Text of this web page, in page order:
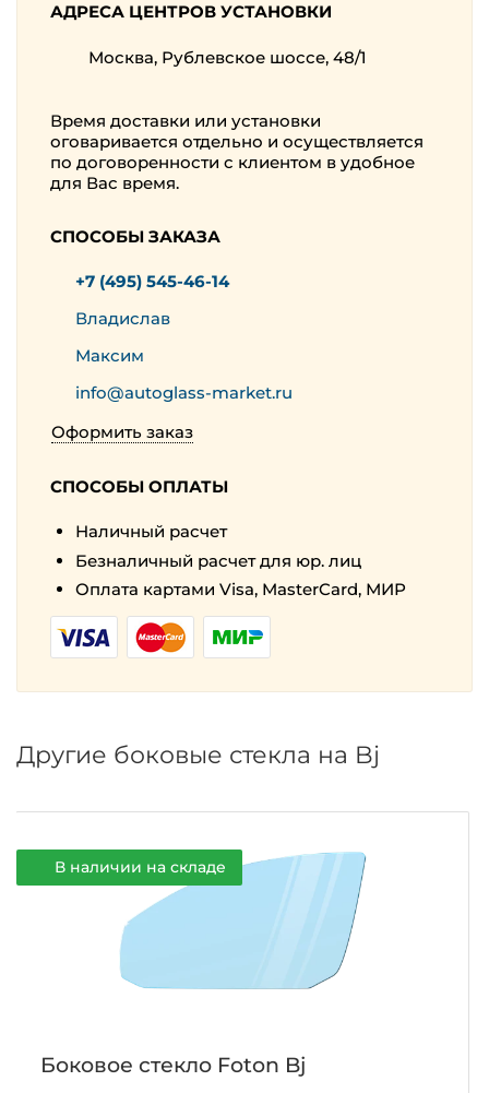
АДРЕСА ЦЕНТРОВ УСТАНОВКИ
Москва, Рублевское шоссе, 48/1
Время доставки или установки
оговаривается отдельно и осуществляется
по договоренности с клиентом в удобное
для Вас время.
СПОСОБЫ ЗАКАЗА
+7 (495) 545-46-14
Владислав
Максим
info@autoglass-market.ru
Оформить заказ
СПОСОБЫ ОПЛАТЫ
Наличный расчет
Безналичный расчет для юр. лиц
Оплата картами Visa, MasterCard, МИР
Другие боковые стекла на Bj
В наличии на складе
Боковое стекло Foton Bj